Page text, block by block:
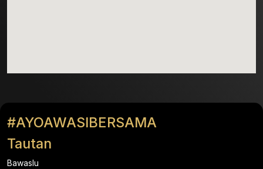
#AYOAWASIBERSAMA
Tautan
Bawaslu